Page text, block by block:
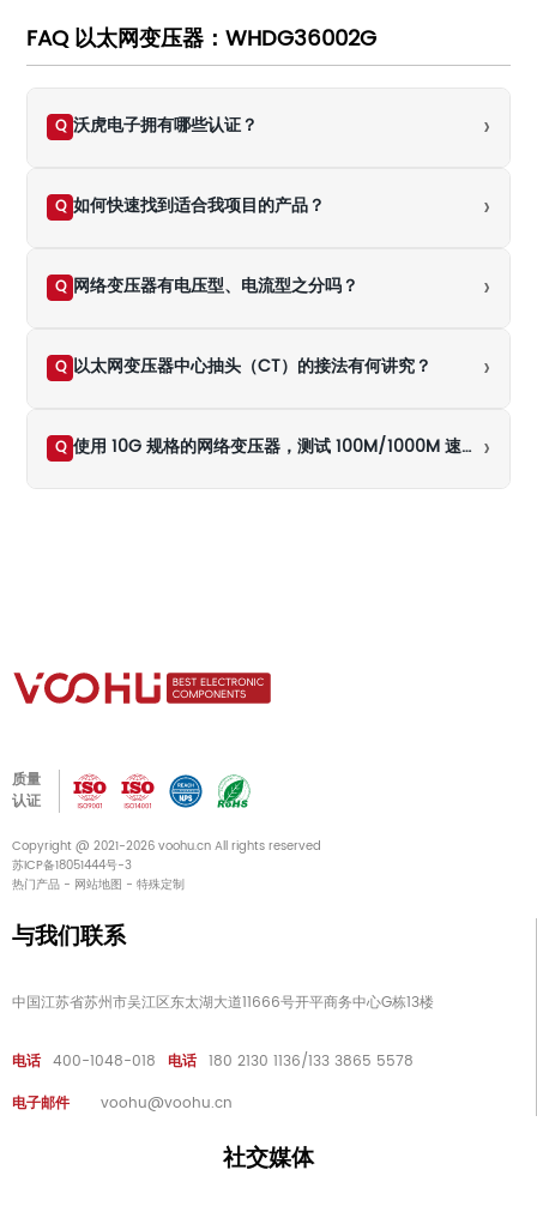
FAQ 以太网变压器：WHDG36002G
Q 沃虎电子拥有哪些认证？ ›
Q 如何快速找到适合我项目的产品？ ›
Q 网络变压器有电压型、电流型之分吗？ ›
Q 以太网变压器中心抽头（CT）的接法有何讲究？ ›
Q 使用 10G 规格的网络变压器，测试 100M/1000M 速率下的百米传输时结果不通过（NG），是什么原因导致的？ ›
质量
认证
Copyright @ 2021-2026 voohu.cn All rights reserved
苏ICP备18051444号-3
热门产品 - 网站地图 - 特殊定制
与我们联系
中国江苏省苏州市吴江区东太湖大道11666号开平商务中心G栋13楼
电话 400-1048-018 电话 180 2130 1136/133 3865 5578
电子邮件
voohu@voohu.cn
社交媒体